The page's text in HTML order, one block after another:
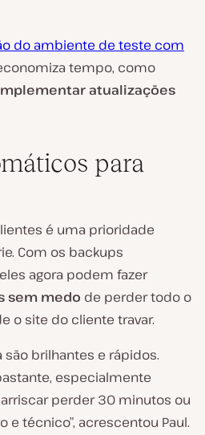
do ambiente de teste com
tempo, como
atualizações
para
é uma prioridade
Com os backups
agora podem fazer
sem medo de perder todo o
o site do cliente travar.
brilhantes e rápidos.
especialmente
perder 30 minutos ou
e técnico”, acrescentou Paul.